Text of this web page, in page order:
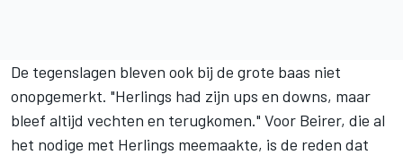
De tegenslagen bleven ook bij de grote baas niet
onopgemerkt. "Herlings had zijn ups en downs, maar
bleef altijd vechten en terugkomen." Voor Beirer, die al
het nodige met Herlings meemaakte, is de reden dat